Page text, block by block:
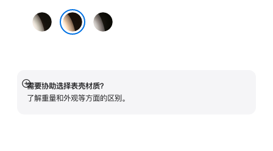
原
色
石
板
需要协助选择表壳材质？
了解重量和外观等方面的区别。
展
开